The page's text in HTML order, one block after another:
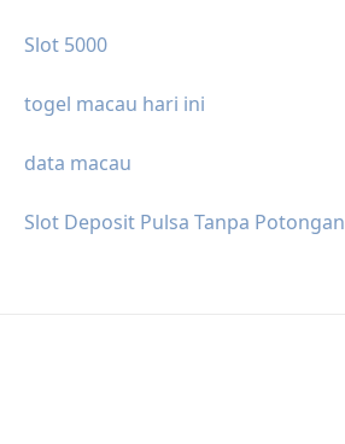
Slot 5000
togel macau hari ini
data macau
Slot Deposit Pulsa Tanpa Potongan